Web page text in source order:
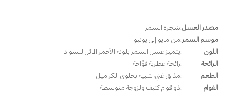
مصدر العسل:شجرة السمر
موسم السمر:من مايو إلى يونيو
اللون
:يتميز عسل السمر بلونه الأحمر المائل للسواد
الرائحة
:رائحة عطرية فوَّاحة
الطعم
:مذاق غني، شبيه بحلوى الكراميل
القوام
:ذو قوام كثيف ولزوجة متوسطة